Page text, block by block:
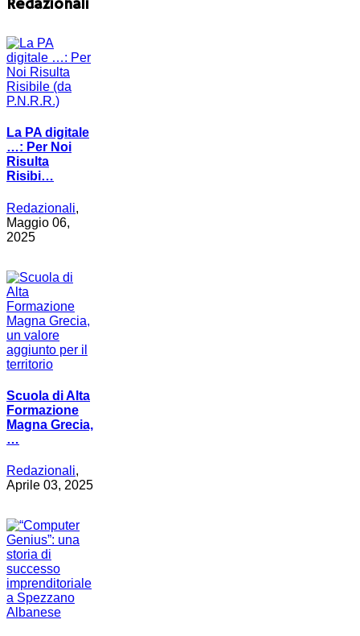
Redazionali
La PA digitale
…: Per Noi
Risulta
Risibi…
Redazionali,
Maggio 06,
2025
Scuola di Alta
Formazione
Magna Grecia,
…
Redazionali,
Aprile 03, 2025